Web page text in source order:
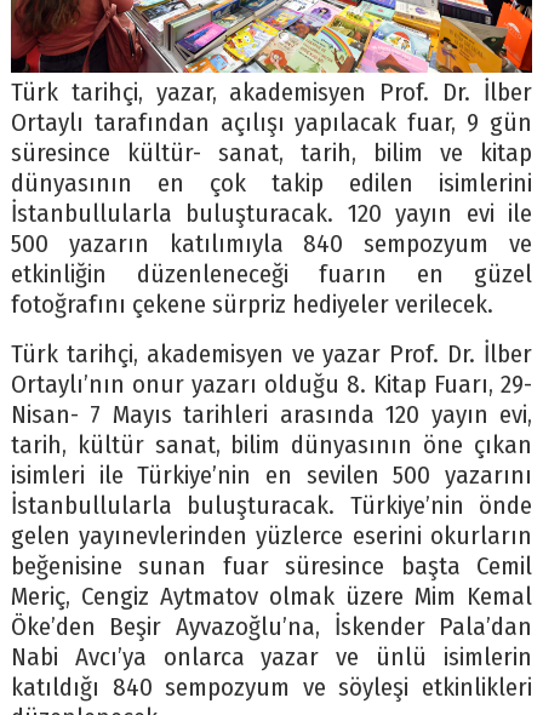
Türk tarihçi, yazar, akademisyen Prof. Dr. İlber
Ortaylı tarafından açılışı yapılacak fuar, 9 gün
süresince kültür- sanat, tarih, bilim ve kitap
dünyasının en çok takip edilen isimlerini
İstanbullularla buluşturacak. 120 yayın evi ile
500 yazarın katılımıyla 840 sempozyum ve
etkinliğin düzenleneceği fuarın en güzel
fotoğrafını çekene sürpriz hediyeler verilecek.
Türk tarihçi, akademisyen ve yazar Prof. Dr. İlber
Ortaylı’nın onur yazarı olduğu 8. Kitap Fuarı, 29-
Nisan- 7 Mayıs tarihleri arasında 120 yayın evi,
tarih, kültür sanat, bilim dünyasının öne çıkan
isimleri ile Türkiye’nin en sevilen 500 yazarını
İstanbullularla buluşturacak. Türkiye’nin önde
gelen yayınevlerinden yüzlerce eserini okurların
beğenisine sunan fuar süresince başta Cemil
Meriç, Cengiz Aytmatov olmak üzere Mim Kemal
Öke’den Beşir Ayvazoğlu’na, İskender Pala’dan
Nabi Avcı’ya onlarca yazar ve ünlü isimlerin
katıldığı 840 sempozyum ve söyleşi etkinlikleri